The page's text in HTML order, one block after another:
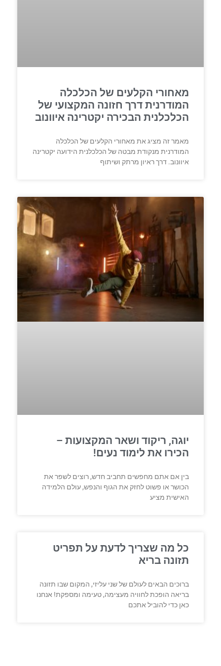
מאחורי הקלעים של הכלכלה
המודרנית דרך חזונה המקצועי של
הכלכלנית הבכירה יקטרינה איוונוב
מאמר זה מציג את מאחורי הקלעים של הכלכלה
המודרנית מנקודת מבטה של הכלכלנית הידועה יקטרינה
איוונוב. דרך ראיון מרתק ושיתוף
יוגה, ריקוד ושאר המקצועות –
הכירו את לימוד נעים!
בין אם אתם מחפשים תחביב חדש, רוצים לשפר את
הכושר או פשוט לחזק את הגוף והנפש, עולם הלמידה
האישית מציע
כל מה שצריך לדעת על תפריט
תזונה בריא
ברוכים הבאים לעולם של שני עליזי, המקום שבו תזונה
בריאה הופכת לחוויה מעצימה, טעימה ומספקת! אנחנו
כאן כדי להוביל אתכם